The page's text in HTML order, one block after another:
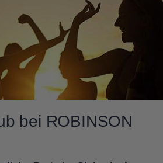
bei ROBINSON